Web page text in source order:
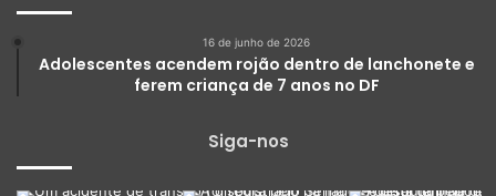
16 de junho de 2026
Adolescentes acendem rojão dentro de lanchonete e
ferem criança de 7 anos no DF
Siga-nos